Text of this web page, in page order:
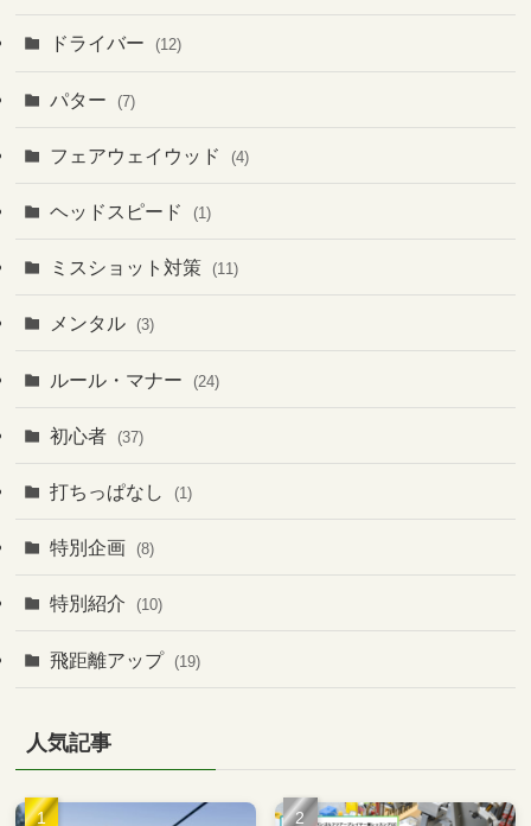
ドライバー (12)
パター (7)
フェアウェイウッド (4)
ヘッドスピード (1)
ミスショット対策 (11)
メンタル (3)
ルール・マナー (24)
初心者 (37)
打ちっぱなし (1)
特別企画 (8)
特別紹介 (10)
飛距離アップ (19)
人気記事